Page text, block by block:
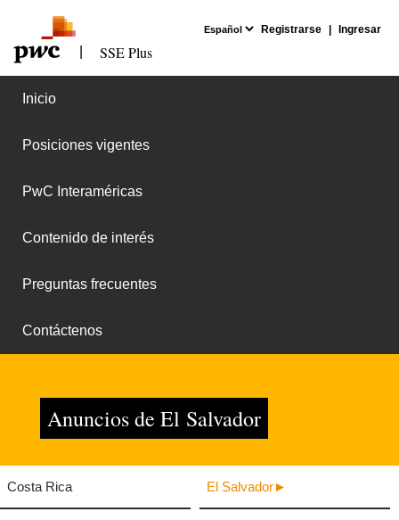
SSE Plus
Registrarse Ingresar
Inicio
Posiciones vigentes
PwC Interaméricas
Contenido de interés
Preguntas frecuentes
Contáctenos
Anuncios de El Salvador
Costa Rica El Salvador